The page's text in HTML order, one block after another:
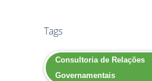
Tags
Consultoria de Relações
Governamentais